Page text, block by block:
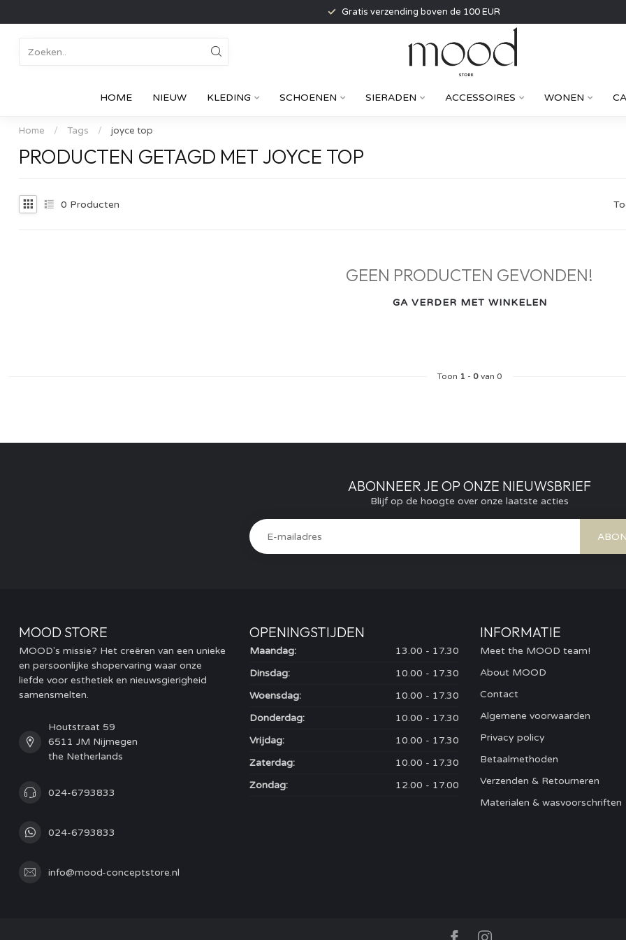
Gratis verzending boven de 100 EUR
HOME NIEUW KLEDING SCHOENEN SIERADEN ACCESSOIRES WONEN
Home / Tags / joyce top
PRODUCTEN GETAGD MET JOYCE TOP
0 Producten
GEEN PRODUCTEN GEVONDEN!
GA VERDER MET WINKELEN
Toon 1 - 0van 0
ABONNEER JE OP ONZE NIEUWSBRIEF
Blijf op de hoogte over onze laatste acties
MOOD STORE
MOOD's missie? Het creëren van een unieke
en persoonlijke shopervaring waar onze
liefde voor esthetiek en nieuwsgierigheid
samensmelten.
Houtstraat 59
6511 JM Nijmegen
the Netherlands
024-6793833
024-6793833
info@mood-conceptstore.nl
OPENINGSTIJDEN
Maandag:
13.00 - 17.30
Dinsdag:
10.00 - 17.30
Woensdag:
10.00 - 17.30
Donderdag:
10.00 - 17.30
Vrijdag:
10.00 - 17.30
Zaterdag:
10.00 - 17.30
Zondag:
12.00 - 17.00
INFORMATIE
Meet the MOOD team!
About MOOD
Contact
Algemene voorwaarden
Privacy policy
Betaalmethoden
Verzenden & Retourneren
Materialen & wasvoorschriften